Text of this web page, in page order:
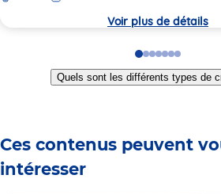
Voir plus de détails
Go
to
slide
Go
to
slide
Go
to
slide
Go
to
slide
Go
to
slide
Go
to
slide
Go
to
slide
Quels sont les différents types de
Ces contenus peuvent
intéresser